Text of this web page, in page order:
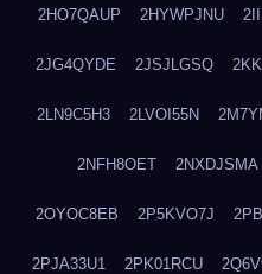
2HO7QAUP 2HYWPJNU
2JG4QYDE 2JSJLGSQ
2LN9C5H3 2LVOI55N
2NFH8OET 2NXDJSMA
2OYOC8EB 2P5KVO7J
2PJA33U1 2PK01RCU